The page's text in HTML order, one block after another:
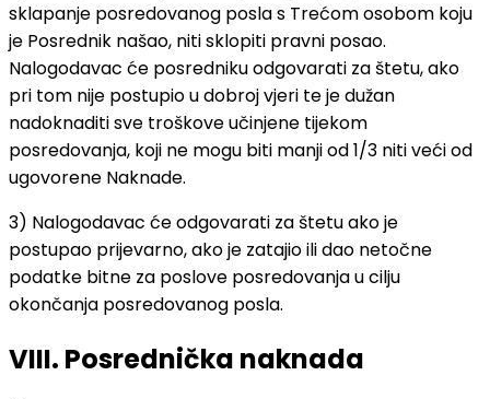
sklapanje posredovanog posla s Trećom osobom koju
je Posrednik našao, niti sklopiti pravni posao.
Nalogodavac će posredniku odgovarati za štetu, ako
pri tom nije postupio u dobroj vjeri te je dužan
nadoknaditi sve troškove učinjene tijekom
posredovanja, koji ne mogu biti manji od 1/3 niti veći od
ugovorene Naknade.
3) Nalogodavac će odgovarati za štetu ako je
postupao prijevarno, ako je zatajio ili dao netočne
podatke bitne za poslove posredovanja u cilju
okončanja posredovanog posla.
VIII. Posrednička naknada